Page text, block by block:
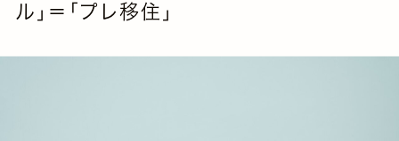
ル」＝「プレ移住」